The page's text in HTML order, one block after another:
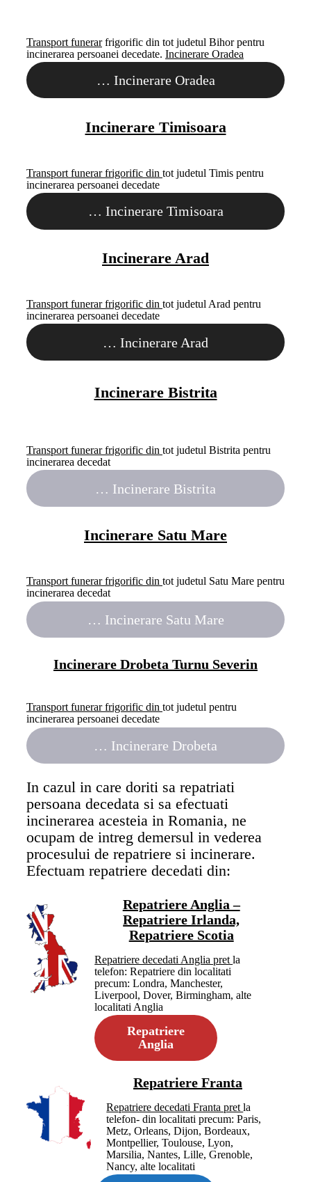
Transport funerarfrigorific din tot judetul Bihor pentru
incinerarea persoanei decedate. Incinerare Oradea
… Incinerare Oradea
Incinerare Timisoara
Transport funerar frigorific din tot judetul Timis pentru
incinerarea persoanei decedate
… Incinerare Timisoara
Incinerare Arad
Transport funerar frigorific din tot judetul Arad pentru
incinerarea persoanei decedate
… Incinerare Arad
Incinerare Bistrita
Transport funerar frigorific din tot judetul Bistrita pentru
incinerarea decedat
… Incinerare Bistrita
Incinerare Satu Mare
Transport funerar frigorific din tot judetul Satu Mare pentru
incinerarea decedat
… Incinerare Satu Mare
Incinerare Drobeta Turnu Severin
Transport funerar frigorific din tot judetul pentru
incinerarea persoanei decedate
… Incinerare Drobeta
In cazul in care doriti sa repatriati
persoana decedata si sa efectuati
incinerarea acesteia in Romania, ne
ocupam de intreg demersul in vederea
procesului de repatriere si incinerare.
Efectuam repatriere decedati din:
Repatriere Anglia –
Repatriere Irlanda,
Repatriere Scotia
Repatriere decedati Anglia pretla
telefon: Repatriere din localitati
precum: Londra, Manchester,
Liverpool, Dover, Birmingham, alte
localitati Anglia
Repatriere
Anglia
Repatriere Franta
Repatriere decedati Franta pretla
telefon- din localitati precum: Paris,
Metz, Orleans, Dijon, Bordeaux,
Montpellier, Toulouse, Lyon,
Marsilia, Nantes, Lille, Grenoble,
Nancy, alte localitati